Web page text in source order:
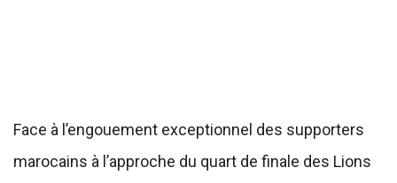
Face à l’engouement exceptionnel des supporters
marocains à l’approche du quart de finale des Lions